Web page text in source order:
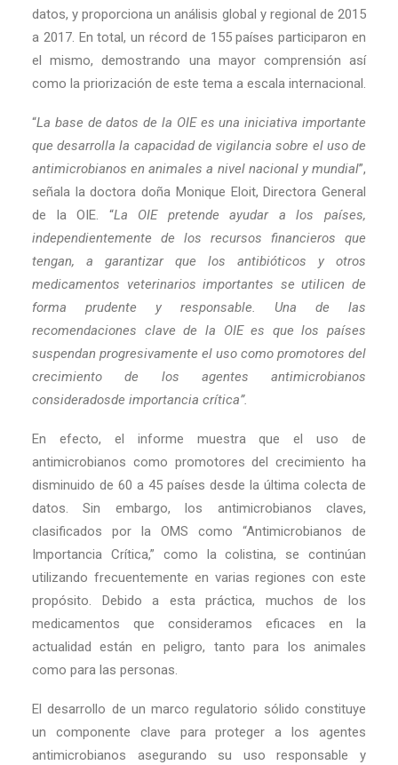
datos, y proporciona un análisis global y regional de 2015
a 2017. En total, un récord de 155 países participaron en
el mismo, demostrando una mayor comprensión así
como la priorización de este tema a escala internacional.
“La base de datos de la OIE es una iniciativa importante
que desarrolla la capacidad de vigilancia sobre el uso de
antimicrobianos en animales a nivel nacional y mundial”,
señala la doctora doña Monique Eloit, Directora General
de la OIE. “La OIE pretende ayudar a los países,
independientemente de los recursos financieros que
tengan, a garantizar que los antibióticos y otros
medicamentos veterinarios importantes se utilicen de
forma prudente y responsable. Una de las
recomendaciones clave de la OIE es que los países
suspendan progresivamente el uso como promotores del
crecimiento de los agentes antimicrobianos
consideradosde importancia crítica”.
En efecto, el informe muestra que el uso de
antimicrobianos como promotores del crecimiento ha
disminuido de 60 a 45 países desde la última colecta de
datos. Sin embargo, los antimicrobianos claves,
clasificados por la OMS como “Antimicrobianos de
Importancia Crítica,” como la colistina, se continúan
utilizando frecuentemente en varias regiones con este
propósito. Debido a esta práctica, muchos de los
medicamentos que consideramos eficaces en la
actualidad están en peligro, tanto para los animales
como para las personas.
El desarrollo de un marco regulatorio sólido constituye
un componente clave para proteger a los agentes
antimicrobianos asegurando su uso responsable y